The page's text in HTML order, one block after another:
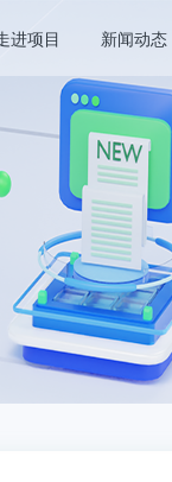
进项目 新闻动态